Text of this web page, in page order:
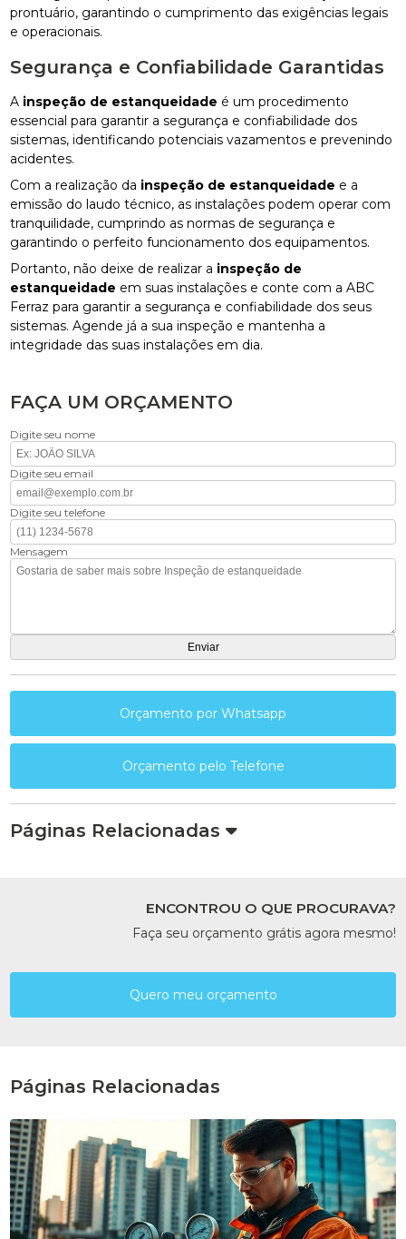
prontuário, garantindo o cumprimento das exigências legais
e operacionais.
Segurança e Confiabilidade Garantidas
A inspeção de estanqueidade é um procedimento
essencial para garantir a segurança e confiabilidade dos
sistemas, identificando potenciais vazamentos e prevenindo
acidentes.
Com a realização da inspeção de estanqueidade e a
emissão do laudo técnico, as instalações podem operar com
tranquilidade, cumprindo as normas de segurança e
garantindo o perfeito funcionamento dos equipamentos.
Portanto, não deixe de realizar a inspeção de
estanqueidade em suas instalações e conte com a ABC
Ferraz para garantir a segurança e confiabilidade dos seus
sistemas. Agende já a sua inspeção e mantenha a
integridade das suas instalações em dia.
FAÇA UM ORÇAMENTO
Digite seu nome
Digite seu email
Digite seu telefone
Mensagem
Orçamento por Whatsapp
Orçamento pelo Telefone
Páginas Relacionadas
ENCONTROU O QUE PROCURAVA?
Faça seu orçamento grátis agora mesmo!
Quero meu orçamento
Páginas Relacionadas